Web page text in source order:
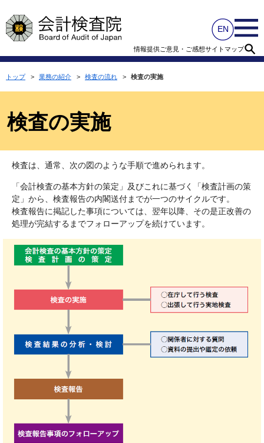
情報提供ご意見・ご感想サイトマップ
トップ> 業務の紹介 > 検査の流れ > 検査の実施
検査の実施
検査は、通常、次の図のような手順で進められます。
「会計検査の基本方針の策定」及びこれに基づく「検査計画の策
定」から、検査報告の内閣送付までが一つのサイクルです。
検査報告に掲記した事項については、翌年以降、その是正改善の
処理が完結するまでフォローアップを続けています。